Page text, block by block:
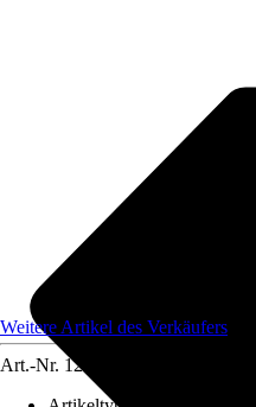
Weitere Artikel des Verkäufers
Art.-Nr. 12583247